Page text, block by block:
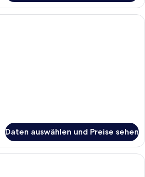
Ein ordentlich gemachtes Bett mit
Daten auswählen und Preise sehen
Ein Schlafzimmer mit Bett,